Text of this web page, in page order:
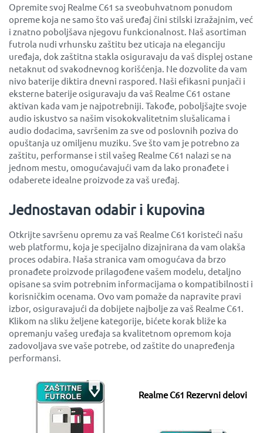
Opremite svoj Realme C61 sa sveobuhvatnom ponudom
opreme koja ne samo što vaš uređaj čini stilski izražajnim, već
i znatno poboljšava njegovu funkcionalnost. Naš asortiman
futrola nudi vrhunsku zaštitu bez uticaja na eleganciju
uređaja, dok zaštitna stakla osiguravaju da vaš displej ostane
netaknut od svakodnevnog korišćenja. Ne dozvolite da vam
nivo baterije diktira dnevni raspored. Naši efikasni punjači i
eksterne baterije osiguravaju da vaš Realme C61 ostane
aktivan kada vam je najpotrebniji. Takođe, poboljšajte svoje
audio iskustvo sa našim visokokvalitetnim slušalicama i
audio dodacima, savršenim za sve od poslovnih poziva do
opuštanja uz omiljenu muziku. Sve što vam je potrebno za
zaštitu, performanse i stil vašeg Realme C61 nalazi se na
jednom mestu, omogućavajući vam da lako pronađete i
odaberete idealne proizvode za vaš uređaj.
Jednostavan odabir i kupovina
Otkrijte savršenu opremu za vaš Realme C61 koristeći našu
web platformu, koja je specijalno dizajnirana da vam olakša
proces odabira. Naša stranica vam omogućava da brzo
pronađete proizvode prilagođene vašem modelu, detaljno
opisane sa svim potrebnim informacijama o kompatibilnosti i
korisničkim ocenama. Ovo vam pomaže da napravite pravi
izbor, osiguravajući da dobijete najbolje za vaš Realme C61.
Klikom na sliku željene kategorije, bićete korak bliže ka
opremanju vašeg uređaja sa kvalitetnom opremom koja
zadovoljava sve vaše potrebe, od zaštite do unapređenja
performansi.
Realme C61 Rezervni delovi